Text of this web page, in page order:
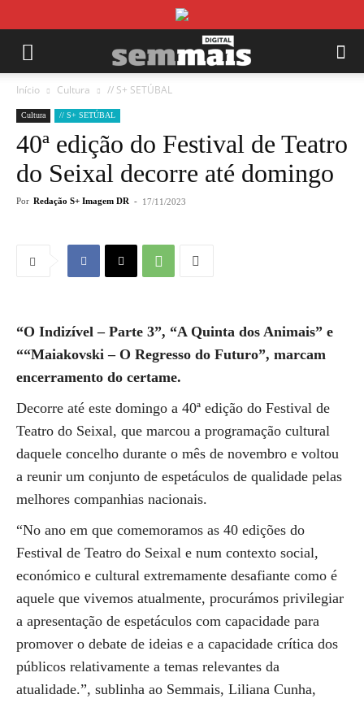
Início Cultura // S+ SETÚBAL
Cultura // S+ SETÚBAL
40ª edição do Festival de Teatro
do Seixal decorre até domingo
Por Redação S+ Imagem DR - 17/11/2023
“O Indizível – Parte 3”, “A Quinta dos Animais” e
““Maiakovski – O Regresso do Futuro”, marcam
encerramento do certame.
Decorre até este domingo a 40ª edição do Festival de
Teatro do Seixal, que marcou a programação cultural
daquele concelho durante o mês de novembro e voltou
a reunir um conjunto de espetáculos de qualidade pelas
melhores companhias nacionais.
“No ano em que comemoramos as 40 edições do
Festival de Teatro do Seixal e num contexto social,
económico e cultural extremamente desafiante como é
aquele que vivemos atualmente, procurámos privilegiar
a apresentação de espetáculos com capacidade para
promover o debate de ideias e a capacidade crítica dos
públicos relativamente a temas relevantes da
atualidade.”, sublinha ao Semmais, Liliana Cunha,